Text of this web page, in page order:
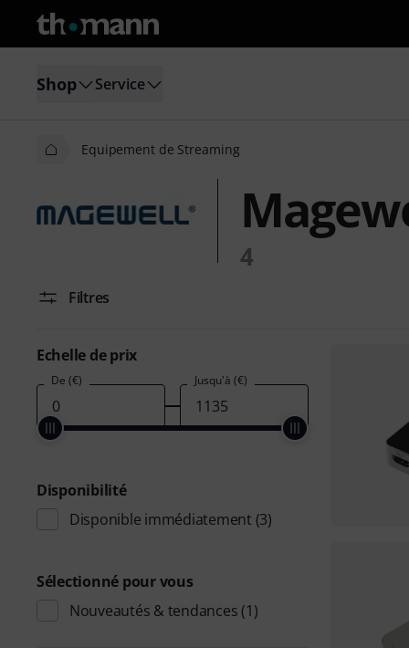
Shop Service
Equipement de Streaming
4
Filtres
Echelle de prix
De (€) Jusqu'à (€)
Disponibilité
Disponible immédiatement (3)
Sélectionné pour vous
Nouveautés & tendances (1)